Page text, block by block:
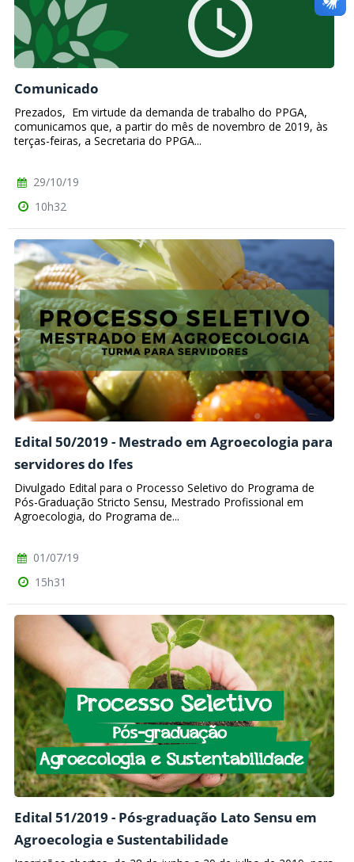
Comunicado
Prezados, Em virtude da demanda de trabalho do PPGA,
comunicamos que, a partir do mês de novembro de 2019, às
terças-feiras, a Secretaria do PPGA...
29/10/19
10h32
Edital 50/2019 - Mestrado em Agroecologia para
servidores do Ifes
Divulgado Edital para o Processo Seletivo do Programa de
Pós-Graduação Stricto Sensu, Mestrado Profissional em
Agroecologia, do Programa de...
01/07/19
15h31
Edital 51/2019 - Pós-graduação Lato Sensu em
Agroecologia e Sustentabilidade